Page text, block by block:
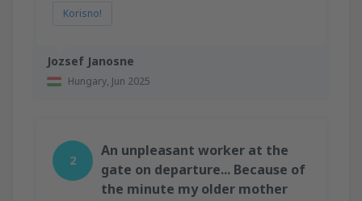
Jozsef Janosne
Hungary, Jun 2025
Korisno!
2
An unpleasant worker at the
gate on departure... Because of
the minute my older mother